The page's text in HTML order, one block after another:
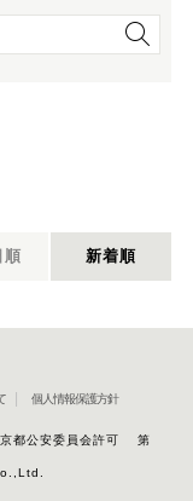
順 新着順
個人情報保護方針
京都公安委員会許可 第